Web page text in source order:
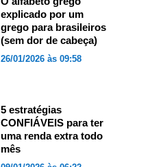
explicado por um
grego para brasileiros
(sem dor de cabeça)
26/01/2026 às 09:58
5 estratégias
CONFIÁVEIS para ter
uma renda extra todo
mês